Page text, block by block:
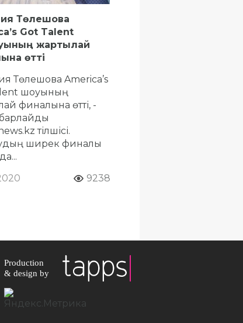
Төлешова
Got Talent
жартылай
өтті
Төлешова America’s
шоуының
финалына өтті, -
тілшісі.
ширек финалы
9238